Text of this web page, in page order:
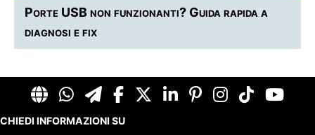
Porte USB non funzionanti? Guida rapida a
diagnosi e fix
CHIEDI INFORMAZIONI SU